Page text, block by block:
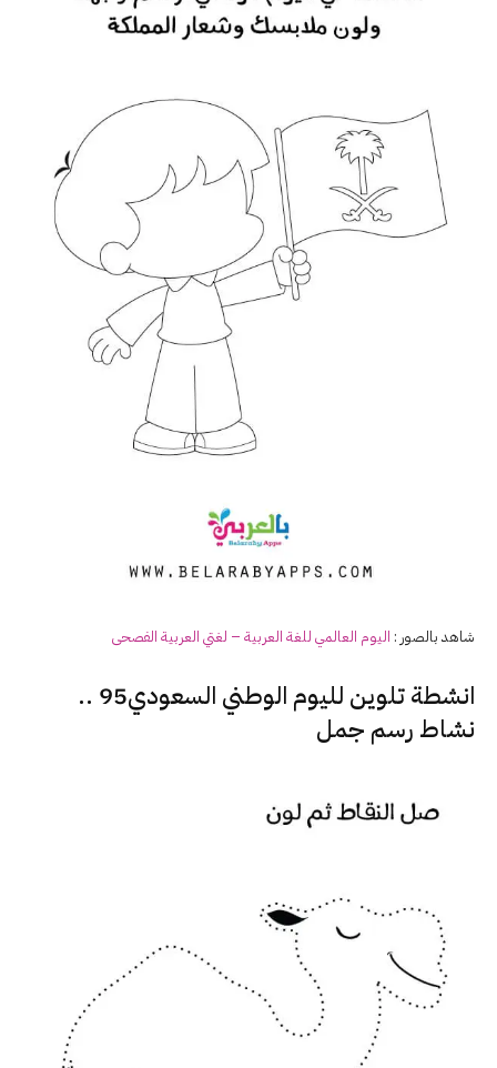
شاهد بالصور : اليوم العالمي للغة العربية – لغتي العربية الفصحى
انشطة تلوين لليوم الوطني السعودي95 ..
نشاط رسم جمل